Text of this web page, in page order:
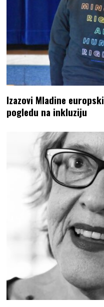
Izazovi Mladine
pogledu na inkluziju